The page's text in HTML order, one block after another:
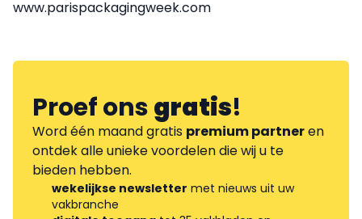
www.parispackagingweek.com
Proef onsgratis!
Word één maand gratis premium partneren
ontdek alle unieke voordelen die wij u te
bieden hebben.
wekelijkse newsletter met nieuws uit uw
vakbranche